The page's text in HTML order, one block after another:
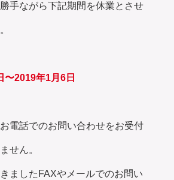
手ながら下記期間を休業とさせ
〜2019年1月6日
お電話でのお問い合わせをお受付
せん。
ましたFAXやメールでのお問い